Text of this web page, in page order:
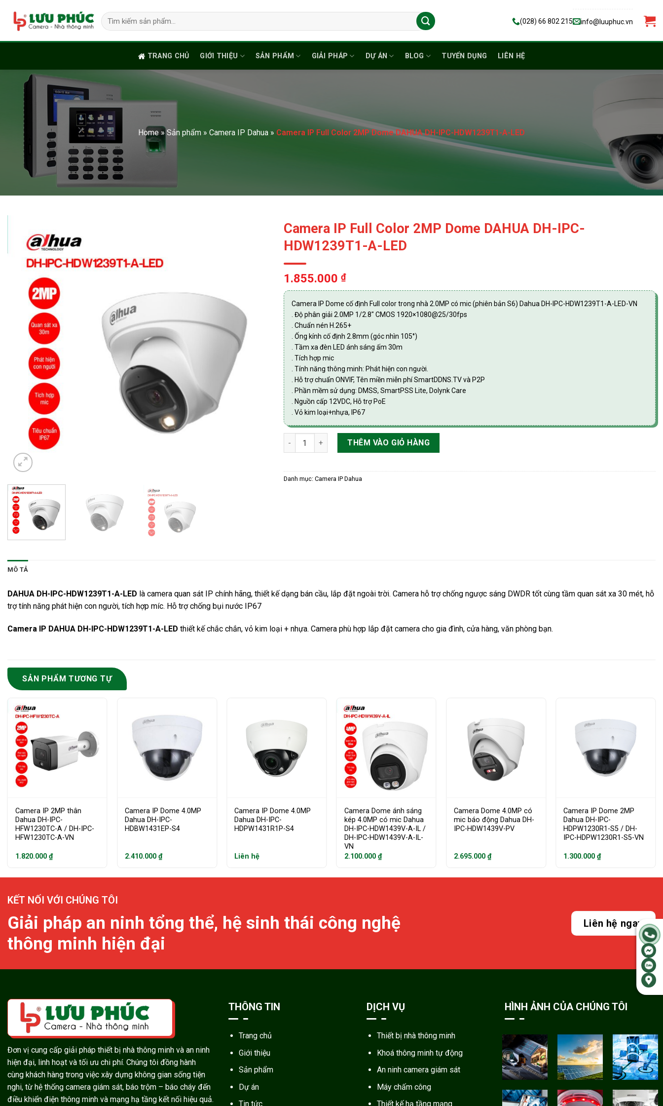
content
Tìm
kiếm:
(028) 66 802 215 info@luuphuc.vn
TRANG CHỦ GIỚI THIỆU SẢN PHẨM GIẢI PHÁP DỰ ÁN BLOG TUYỂN DỤNG LIÊN HỆ
Home» Sản phẩm » Camera IP Dahua » Camera IP Full Color 2MP Dome DAHUA DH-IPC-HDW1239T1-A-LED
Camera IP Full Color 2MP Dome DAHUA DH-IPC-
HDW1239T1-A-LED
1.855.000 ₫
Camera IP Dome cố định Full color trong nhà 2.0MP có mic (phiên bản S6) Dahua DH-IPC-HDW1239T1-A-LED-VN
. Độ phân giải 2.0MP 1/2.8″ CMOS 1920×1080@25/30fps
. Chuẩn nén H.265+
. Ống kính cố định 2.8mm (góc nhìn 105°)
. Tầm xa đèn LED ánh sáng ấm 30m
. Tích hợp mic
. Tính năng thông minh: Phát hiện con người.
. Hỗ trợ chuẩn ONVIF, Tên miền miễn phí SmartDDNS.TV và P2P
. Phần mềm sử dụng: DMSS, SmartPSS Lite, Dolynk Care
. Nguồn cấp 12VDC, Hỗ trợ PoE
. Vỏ kim loại+nhựa, IP67
Camera IP Full Color 2MP Dome DAHUA DH-IPC-HDW1239T1-A-LED số lượng
THÊM VÀO GIỎ HÀNG
Danh mục: Camera IP Dahua
MÔ TẢ
DAHUA DH-IPC-HDW1239T1-A-LED là camera quan sát IP chính hãng, thiết kế dạng bán cầu, lắp đặt ngoài trời. Camera hỗ trợ chống ngược sáng DWDR tốt cùng tầm quan sát xa 30 mét, hỗ
trợ tính năng phát hiện con người, tích hợp míc. Hỗ trợ chống bụi nước IP67
Camera IP DAHUA DH-IPC-HDW1239T1-A-LED thiết kế chắc chắn, vỏ kim loại + nhựa. Camera phù hợp lắp đặt camera cho gia đình, cửa hàng, văn phòng bạn.
SẢN PHẨM TƯƠNG TỰ
Camera IP 2MP thân
Dahua DH-IPC-
HFW1230TC-A / DH-IPC-
HFW1230TC-A-VN
1.820.000 ₫
Camera IP Dome 4.0MP
Dahua DH-IPC-
HDBW1431EP-S4
2.410.000₫
Camera IP Dome 4.0MP
Dahua DH-IPC-
HDPW1431R1P-S4
Liên hệ
Camera Dome ánh sáng
kép 4.0MP có mic Dahua
DH-IPC-HDW1439V-A-IL /
DH-IPC-HDW1439V-A-IL-
VN
2.100.000 ₫
Camera Dome 4.0MP có
mic báo động Dahua DH-
IPC-HDW1439V-PV
2.695.000₫
Camera IP Dome 2MP
Dahua DH-IPC-
HDPW1230R1-S5 / DH-
IPC-HDPW1230R1-S5-VN
1.300.000₫
KẾT NỐI VỚI CHÚNG TÔI
Giải pháp an ninh tổng thể, hệ sinh thái công nghệ
thông minh hiện đại
Liên hệ ngay
Đơn vị cung cấp giải pháp thiết bị nhà thông minh và an ninh
hiện đại, linh hoạt và tối ưu chi phí. Chúng tôi đồng hành
cùng khách hàng trong việc xây dựng không gian sống tiện
nghi, từ hệ thống camera giám sát, báo trộm – báo cháy đến
điều khiển điện thông minh và mạng hạ tầng kết nối hiệu quả.
THÔNG TIN
Trang chủ
Giới thiệu
Sản phẩm
Dự án
Tin tức
DỊCH VỤ
Thiết bị nhà thông minh
Khoá thông minh tự động
An ninh camera giám sát
Máy chấm công
Thiết kế hạ tầng mạng
HÌNH ẢNH CỦA CHÚNG TÔI